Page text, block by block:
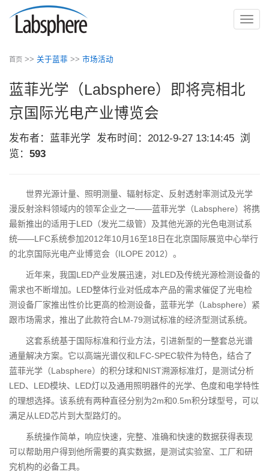
切
首页 >> 关于蓝菲 >> 市场活动
蓝菲光学（Labsphere）即将亮相北
京国际光电产业博览会
发布者：蓝菲光学 发布时间：2012-9-27 13:14:45 浏
览： 593
世界光源计量、照明测量、辐射标定、反射透射率测试及光学
漫反射涂料领域内的领军企业之一——蓝菲光学（Labsphere）将携
最新推出的适用于LED（发光二级管）及其他光源的光色电测试系
统——LFC系统参加2012年10月16至18日在北京国际展览中心举行
的北京国际光电产业博览会（ILOPE 2012）。
近年来，我国LED产业发展迅速，对LED及传统光源检测设备的
需求也不断增加。LED整体行业对低成本产品的需求催促了光电检
测设备厂家推出性价比更高的检测设备，蓝菲光学（Labsphere）紧
跟市场需求，推出了此款符合LM-79测试标准的经济型测试系统。
这套系统基于国际标准和行业方法，引进新型的一整套总光谱
通量解决方案。它以高端光谱仪和LFC-SPEC软件为特色，结合了
蓝菲光学（Labsphere）的积分球和NIST溯源标准灯，是测试分析
LED、LED模块、LED灯以及通用照明器件的光学、色度和电学特性
的理想选择。该系统有两种直径分别为2m和0.5m积分球型号，可以
满足从LED芯片到大型路灯的。
系统操作简单，响应快速，完整、准确和快速的数据获得表现
可以帮助用户得到他所需要的真实数据，是测试实验室、工厂和研
究机构的必备工具。